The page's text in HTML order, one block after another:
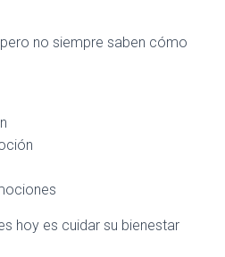
no siempre saben cómo
hoy es cuidar su bienestar